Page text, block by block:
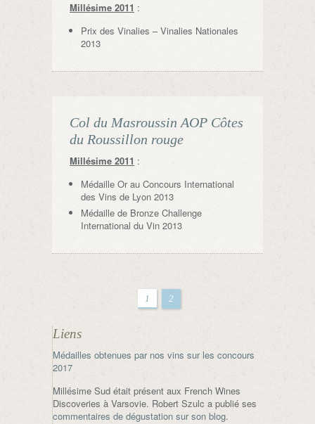
Millésime 2011 :
Prix des Vinalies – Vinalies Nationales
2013
Col du Masroussin AOP Côtes
du Roussillon rouge
Millésime 2011 :
Médaille Or au Concours International
des Vins de Lyon 2013
Médaille de Bronze Challenge
International du Vin 2013
1 2
Liens
Médailles obtenues par nos vins sur les concours
2017
Millésime Sud était présent aux French Wines
Discoveries à Varsovie. Robert Szulc a publié ses
commentaires de dégustation sur son blog.